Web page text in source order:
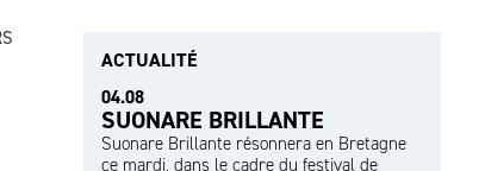
ACTUALITÉ
04.08
SUONARE BRILLANTE
Suonare Brillante résonnera en Bretagne
ce mardi, dans le cadre du festival de